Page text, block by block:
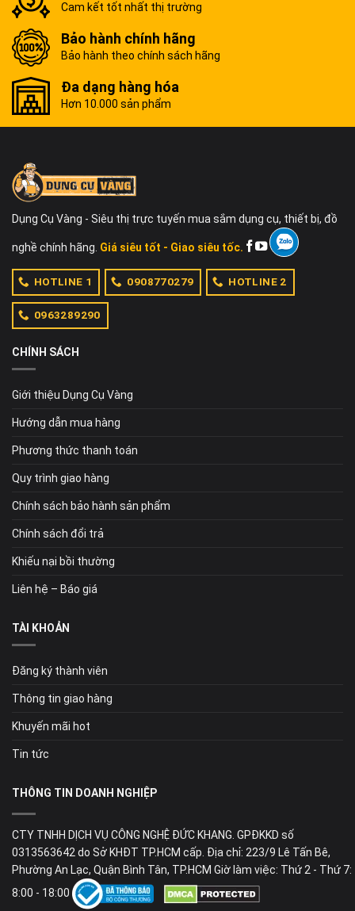
Cam kết tốt nhất thị trường
Bảo hành chính hãng
Bảo hành theo chính sách hãng
Đa dạng hàng hóa
Hơn 10.000 sản phẩm
Dụng Cụ Vàng - Siêu thị trực tuyến mua sắm dụng cụ, thiết bị, đồ
nghề chính hãng. Giá siêu tốt - Giao siêu tốc.
HOTLINE 1 0908770279 HOTLINE 2
0963289290
CHÍNH SÁCH
Giới thiệu Dụng Cụ Vàng
Hướng dẫn mua hàng
Phương thức thanh toán
Quy trình giao hàng
Chính sách bảo hành sản phẩm
Chính sách đổi trả
Khiếu nại bồi thường
Liên hệ – Báo giá
TÀI KHOẢN
Đăng ký thành viên
Thông tin giao hàng
Khuyến mãi hot
Tin tức
THÔNG TIN DOANH NGHIỆP
CTY TNHH DỊCH VỤ CÔNG NGHỆ ĐỨC KHANG. GPĐKKD số
0313563642 do Sở KHĐT TP.HCM cấp. Địa chỉ: 223/9 Lê Tấn Bê,
Phường An Lạc, Quận Bình Tân, TP.HCM Giờ làm việc: Thứ 2 - Thứ 7:
8:00 - 18:00